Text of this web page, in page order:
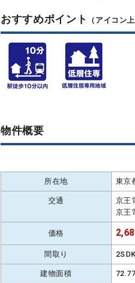
おすすめポイント （アイコン
物件概要
所在地 東京
交通
京王
京王
価格
間取り
建物面積